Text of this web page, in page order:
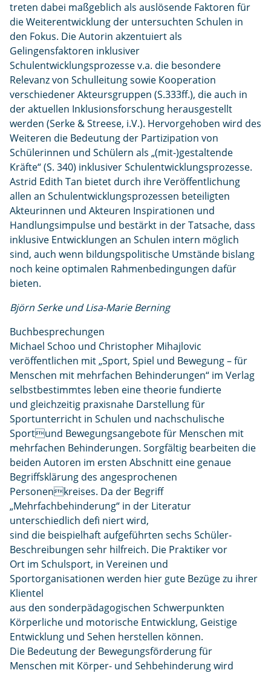
treten dabei maßgeblich als auslösende Faktoren für
die Weiterentwicklung der untersuchten Schulen in
den Fokus. Die Autorin akzentuiert als
Gelingensfaktoren inklusiver
Schulentwicklungsprozesse v.a. die besondere
Relevanz von Schulleitung sowie Kooperation
verschiedener Akteursgruppen (S.333ff.), die auch in
der aktuellen Inklusionsforschung herausgestellt
werden (Serke & Streese, i.V.). Hervorgehoben wird des
Weiteren die Bedeutung der Partizipation von
Schülerinnen und Schülern als „(mit-)gestaltende
Kräfte“ (S. 340) inklusiver Schulentwicklungsprozesse.
Astrid Edith Tan bietet durch ihre Veröffentlichung
allen an Schulentwicklungsprozessen beteiligten
Akteurinnen und Akteuren Inspirationen und
Handlungsimpulse und bestärkt in der Tatsache, dass
inklusive Entwicklungen an Schulen intern möglich
sind, auch wenn bildungspolitische Umstände bislang
noch keine optimalen Rahmenbedingungen dafür
bieten.
Björn Serke und Lisa-Marie Berning
Buchbesprechungen
Michael Schoo und Christopher Mihajlovic
veröffentlichen mit „Sport, Spiel und Bewegung – für
Menschen mit mehrfachen Behinderungen“ im Verlag
selbstbestimmtes leben eine theorie fundierte
und gleichzeitig praxisnahe Darstellung für
Sportunterricht in Schulen und nachschulische
Sportund Bewegungsangebote für Menschen mit
mehrfachen Behinderungen. Sorgfältig bearbeiten die
beiden Autoren im ersten Abschnitt eine genaue
Begriffsklärung des angesprochenen
Personenkreises. Da der Begriff
„Mehrfachbehinderung“ in der Literatur
unterschiedlich defi niert wird,
sind die beispielhaft aufgeführten sechs Schüler-
Beschreibungen sehr hilfreich. Die Praktiker vor
Ort im Schulsport, in Vereinen und
Sportorganisationen werden hier gute Bezüge zu ihrer
Klientel
aus den sonderpädagogischen Schwerpunkten
Körperliche und motorische Entwicklung, Geistige
Entwicklung und Sehen herstellen können.
Die Bedeutung der Bewegungsförderung für
Menschen mit Körper- und Sehbehinderung wird